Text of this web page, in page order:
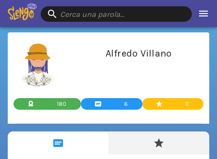
Cerca una parola…
Alfredo Villano
180 6 0